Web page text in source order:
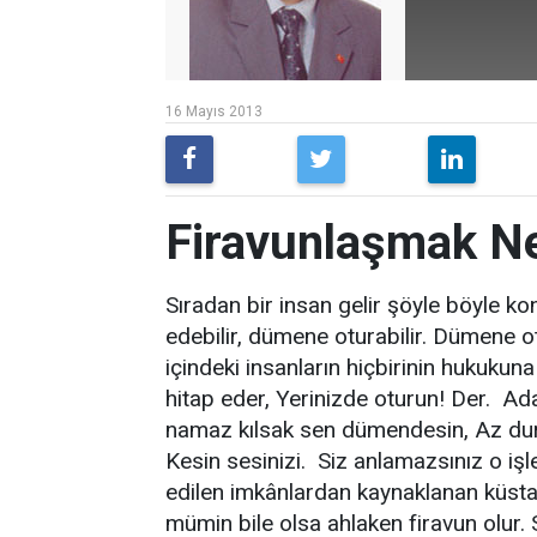
16 Mayıs 2013
Firavunlaşmak
Sıradan bir insan gelir şöyle böyle
edebilir, dümene oturabilir. Dümene
içindeki insanların hiçbirinin
hitap eder, Yerinizde oturun! Der.
namaz kılsak sen dümendesin, Az
Kesin sesinizi. Siz anlamazsınız o
edilen imkânlardan kaynaklanan
mümin bile olsa ahlaken firavun olur.